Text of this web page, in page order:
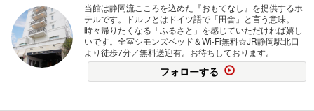
当館は静岡流こころを込めた『おもてなし』を提供するホ
テルです。ドルフとはドイツ語で「田舎」と言う意味。
時々帰りたくなる「ふるさと」を感じていただければ嬉し
いです。全室シモンズベッド＆Wi-Fi無料☆JR静岡駅北口
より徒歩7分／無料送迎有。お待ちしております。
フォローする